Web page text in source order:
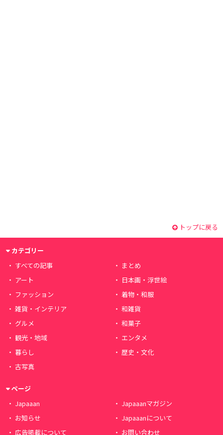
トップに戻る
カテゴリー
すべての記事
まとめ
アート
日本画・浮世絵
ファッション
着物・和服
雑貨・インテリア
和雑貨
グルメ
和菓子
観光・地域
エンタメ
暮らし
歴史・文化
古写真
ページ
Japaaan
Japaaanマガジン
お知らせ
Japaaanについて
広告掲載について
お問い合わせ